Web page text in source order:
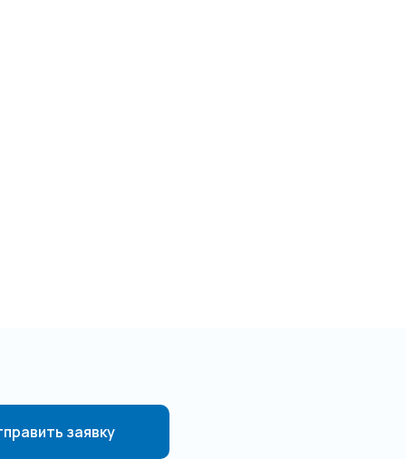
заявку